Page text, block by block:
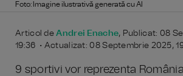
Foto: Imagine ilustrativă generată cu AI
Articol deAndrei Enache, Publicat: 08
19:36 • Actualizat: 08 Septembrie 2025,
9 sportivi vor reprezenta